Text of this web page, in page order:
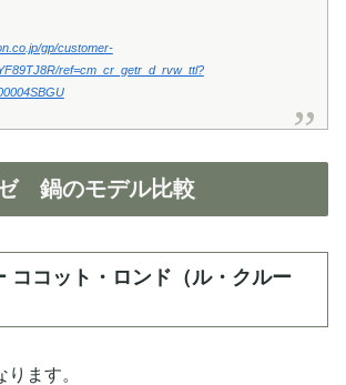
gp/customer-
ref=cm_cr_getr_d_rvw_ttl?
鍋のモデル比較
ココット・ロンド（ル・クルー
ます。